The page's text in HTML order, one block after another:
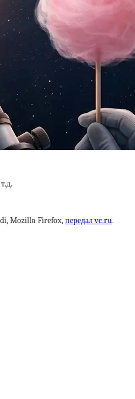
Mozilla Firefox,передал vc.ru.